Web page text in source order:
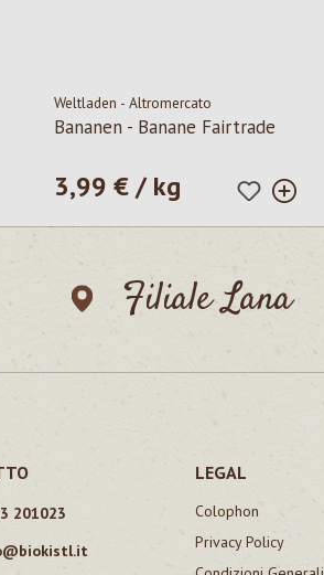
Weltladen - Altromercato
Bananen - Banane Fairtrade
Prezzo normale:
3,99 € / kg
Filiale Lana
201023
LEGAL
Colophon
Privacy Policy